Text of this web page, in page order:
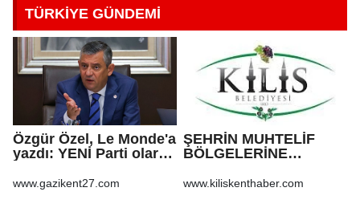
TÜRKİYE GÜNDEMİ
Özgür Özel, Le Monde'a
yazdı: YENİ Parti olarak
öneriyoruz
www.gazikent27.com
ŞEHRİN MUHTELİF
BÖLGELERİNE
VE BOZULAN
www.kiliskenthaber.com